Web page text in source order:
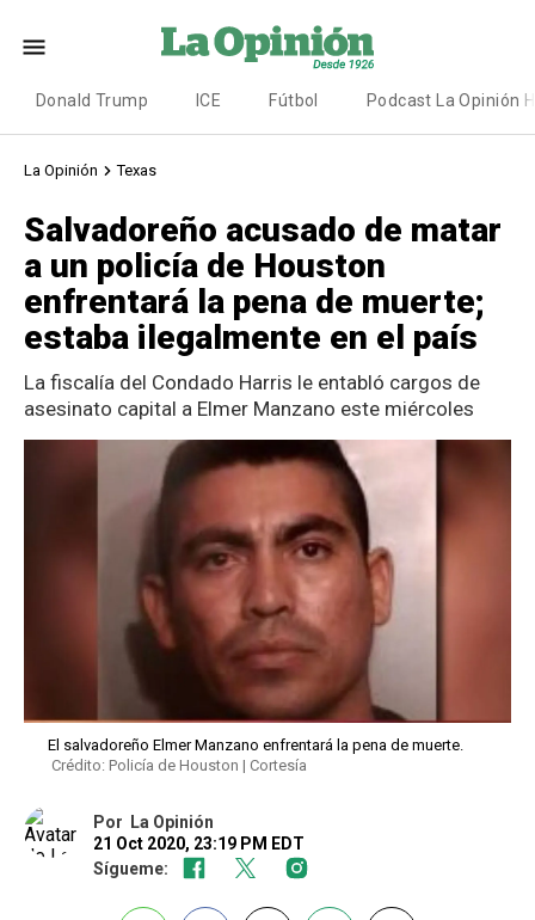
Donald Trump ICE Fútbol Podcast La Opinión
La Opinión Texas
Salvadoreño acusado de matar
a un policía de Houston
enfrentará la pena de muerte;
estaba ilegalmente en el país
La fiscalía del Condado Harris le entabló cargos de
asesinato capital a Elmer Manzano este miércoles
El salvadoreño Elmer Manzano enfrentará la pena de muerte.
Crédito: Policía de Houston | Cortesía
Por
La Opinión
21 Oct 2020, 23:19 PM EDT
Sígueme: